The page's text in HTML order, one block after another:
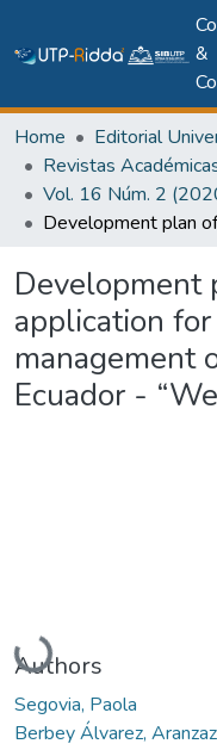
&
Home
Revistas
Development
application
management
Ecuador -
Loading...
Authors
Segovia, Paola
Berbey Álvarez,